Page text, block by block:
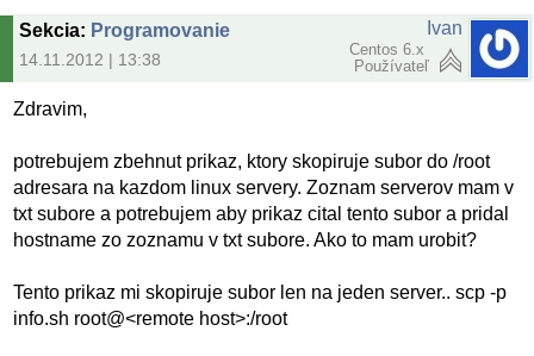
Sekcia: Programovanie
14.11.2012 | 13:38
Ivan
Centos 6.x
Používateľ
Zdravim,
potrebujem zbehnut prikaz, ktory skopiruje subor do /root
adresara na kazdom linux servery. Zoznam serverov mam v
txt subore a potrebujem aby prikaz cital tento subor a pridal
hostname zo zoznamu v txt subore. Ako to mam urobit?
Tento prikaz mi skopiruje subor len na jeden server.. scp -p
info.sh root@<remote host>:/root